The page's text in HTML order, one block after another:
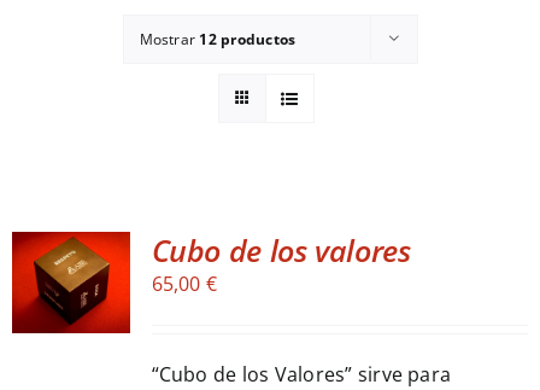
Mostrar 12 productos
ADD TO
CART /
DETALLES
Cubo de los valores
65,00 €
“Cubo de los Valores” sirve para